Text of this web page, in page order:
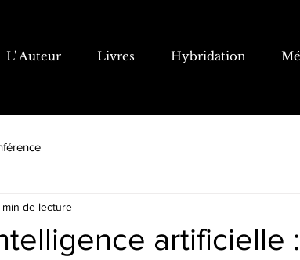
L' Auteur Livres Hybridation
artificielle
min de lecture